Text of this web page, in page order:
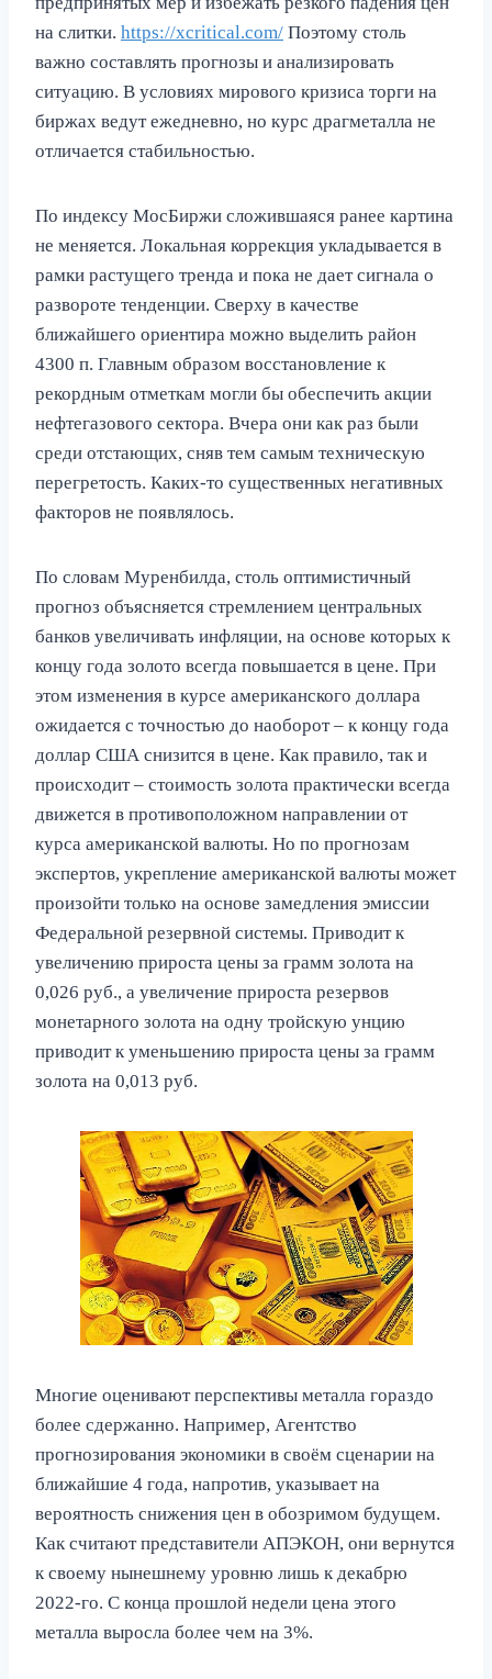
на слитки. https://xcritical.com/ Поэтому столь
важно составлять прогнозы и анализировать
ситуацию. В условиях мирового кризиса торги на
биржах ведут ежедневно, но курс драгметалла не
отличается стабильностью.
По индексу МосБиржи сложившаяся ранее картина
не меняется. Локальная коррекция укладывается в
рамки растущего тренда и пока не дает сигнала о
развороте тенденции. Сверху в качестве
ближайшего ориентира можно выделить район
4300 п. Главным образом восстановление к
рекордным отметкам могли бы обеспечить акции
нефтегазового сектора. Вчера они как раз были
среди отстающих, сняв тем самым техническую
перегретость. Каких-то существенных негативных
факторов не появлялось.
По словам Муренбилда, столь оптимистичный
прогноз объясняется стремлением центральных
банков увеличивать инфляции, на основе которых к
концу года золото всегда повышается в цене. При
этом изменения в курсе американского доллара
ожидается с точностью до наоборот – к концу года
доллар США снизится в цене. Как правило, так и
происходит – стоимость золота практически всегда
движется в противоположном направлении от
курса американской валюты. Но по прогнозам
экспертов, укрепление американской валюты может
произойти только на основе замедления эмиссии
Федеральной резервной системы. Приводит к
увеличению прироста цены за грамм золота на
0,026 руб., а увеличение прироста резервов
монетарного золота на одну тройскую унцию
приводит к уменьшению прироста цены за грамм
золота на 0,013 руб.
Многие оценивают перспективы металла гораздо
более сдержанно. Например, Агентство
прогнозирования экономики в своём сценарии на
ближайшие 4 года, напротив, указывает на
вероятность снижения цен в обозримом будущем.
Как считают представители АПЭКОН, они вернутся
к своему нынешнему уровню лишь к декабрю
2022-го. С конца прошлой недели цена этого
металла выросла более чем на 3%.